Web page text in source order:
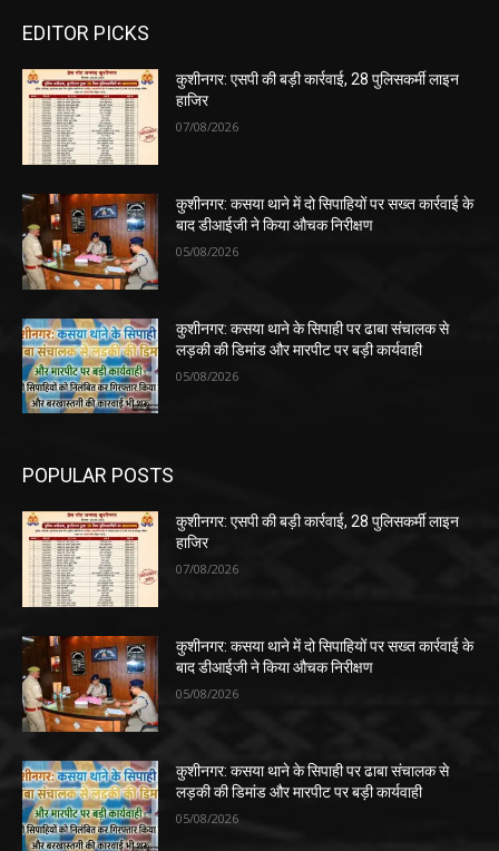
EDITOR PICKS
कुशीनगर: एसपी की बड़ी कार्रवाई, 28 पुलिसकर्मी लाइन
हाजिर
07/08/2026
कुशीनगर: कसया थाने में दो सिपाहियों पर सख्त कार्रवाई के
बाद डीआईजी ने किया औचक निरीक्षण
05/08/2026
कुशीनगर: कसया थाने के सिपाही पर ढाबा संचालक से
लड़की की डिमांड और मारपीट पर बड़ी कार्यवाही
05/08/2026
POPULAR POSTS
कुशीनगर: एसपी की बड़ी कार्रवाई, 28 पुलिसकर्मी लाइन
हाजिर
07/08/2026
कुशीनगर: कसया थाने में दो सिपाहियों पर सख्त कार्रवाई के
बाद डीआईजी ने किया औचक निरीक्षण
05/08/2026
कुशीनगर: कसया थाने के सिपाही पर ढाबा संचालक से
लड़की की डिमांड और मारपीट पर बड़ी कार्यवाही
05/08/2026